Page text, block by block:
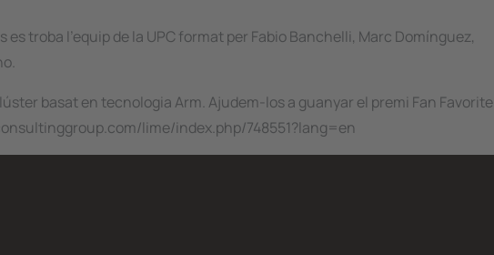
troba l'equip de la UPC format per Fabio Banchelli, Marc Domínguez,
basat en tecnologia Arm. Ajudem-los a guanyar el premi Fan Favorite
lime/index.php/748551?lang=en